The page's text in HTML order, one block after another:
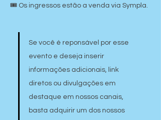
🎟 Os ingressos estão a venda via Sympla.
Se você é reponsável por esse
evento e deseja inserir
informações adicionais, link
diretos ou divulgações em
destaque em nossos canais,
basta adquirir um dos nossos